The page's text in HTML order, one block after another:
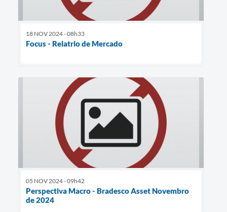
18 NOV 2024 - 08h33
Focus - Relatrio de Mercado
05 NOV 2024 - 09h42
Perspectiva Macro - Bradesco Asset Novembro
de 2024